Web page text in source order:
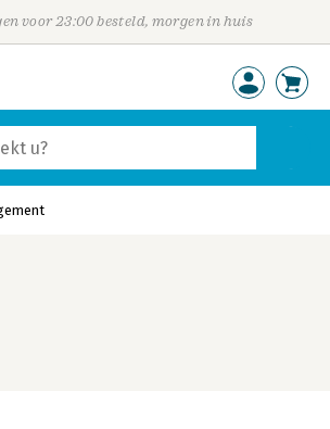
voor 23:00 besteld, morgen in huis